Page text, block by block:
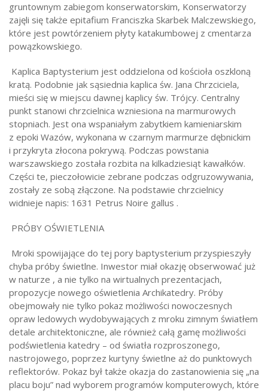
gruntownym zabiegom konserwatorskim, Konserwatorzy
zajęli się także epitafium Franciszka Skarbek Malczewskiego,
które jest powtórzeniem płyty katakumbowej z cmentarza
powązkowskiego.
Kaplica Baptysterium jest oddzielona od kościoła oszkloną
kratą. Podobnie jak sąsiednia kaplica św. Jana Chrzciciela,
mieści się w miejscu dawnej kaplicy św. Trójcy. Centralny
punkt stanowi chrzcielnica wzniesiona na marmurowych
stopniach. Jest ona wspaniałym zabytkiem kamieniarskim
z epoki Wazów, wykonana w czarnym marmurze dębnickim
i przykryta złocona pokrywą. Podczas powstania
warszawskiego została rozbita na kilkadziesiąt kawałków.
Części te, pieczołowicie zebrane podczas odgruzowywania,
zostały ze sobą złączone. Na podstawie chrzcielnicy
widnieje napis: 1631 Petrus Noire gallus .
PRÓBY OŚWIETLENIA
Mroki spowijające do tej pory baptysterium przyspieszyły
chyba próby świetlne. Inwestor miał okazję obserwować już
w naturze , a nie tylko na wirtualnych prezentacjach,
propozycje nowego oświetlenia Archikatedry. Próby
obejmowały nie tylko pokaz możliwości nowoczesnych
opraw ledowych wydobywających z mroku zimnym światłem
detale architektoniczne, ale również całą gamę możliwości
podświetlenia katedry – od światła rozproszonego,
nastrojowego, poprzez kurtyny świetlne aż do punktowych
reflektorów. Pokaz był także okazja do zastanowienia się „na
placu boju” nad wyborem programów komputerowych, które